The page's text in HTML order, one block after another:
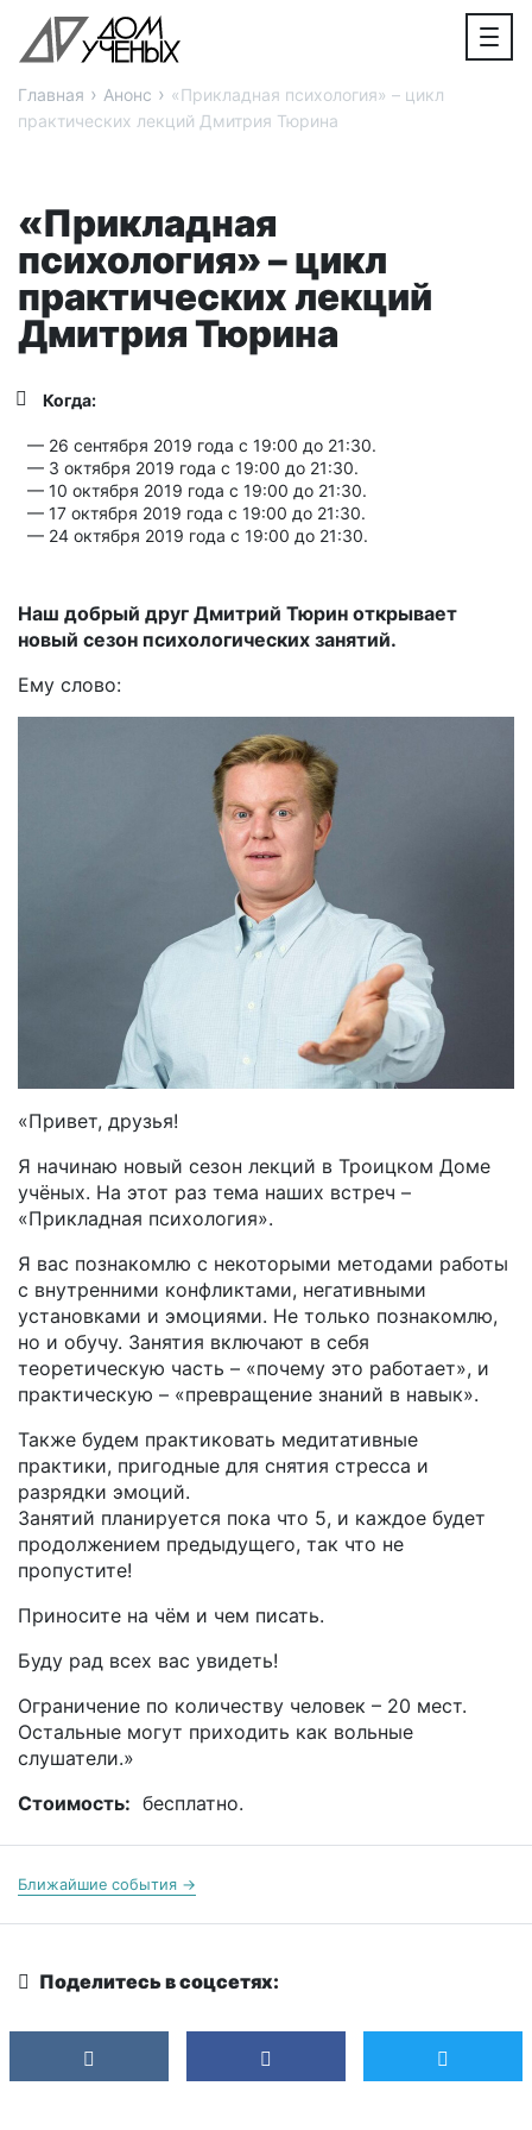
Главная › Анонс › «Прикладная психология» – цикл
практических лекций Дмитрия Тюрина
«Прикладная
психология» – цикл
практических лекций
Дмитрия Тюрина
Когда:
— 26 сентября 2019 года с 19:00 до 21:30.
— 3 октября 2019 года с 19:00 до 21:30.
— 10 октября 2019 года с 19:00 до 21:30.
— 17 октября 2019 года с 19:00 до 21:30.
— 24 октября 2019 года с 19:00 до 21:30.
Наш добрый друг Дмитрий Тюрин открывает
новый сезон психологических занятий.
Ему слово:
«Привет, друзья!
Я начинаю новый сезон лекций в Троицком Доме
учёных. На этот раз тема наших встреч –
«Прикладная психология».
Я вас познакомлю с некоторыми методами работы
с внутренними конфликтами, негативными
установками и эмоциями. Не только познакомлю,
но и обучу. Занятия включают в себя
теоретическую часть – «почему это работает», и
практическую – «превращение знаний в навык».
Также будем практиковать медитативные
практики, пригодные для снятия стресса и
разрядки эмоций.
Занятий планируется пока что 5, и каждое будет
продолжением предыдущего, так что не
пропустите!
Приносите на чём и чем писать.
Буду рад всех вас увидеть!
Ограничение по количеству человек – 20 мест.
Остальные могут приходить как вольные
слушатели.»
Стоимость: бесплатно.
Ближайшие события →
Поделитесь в соцсетях: